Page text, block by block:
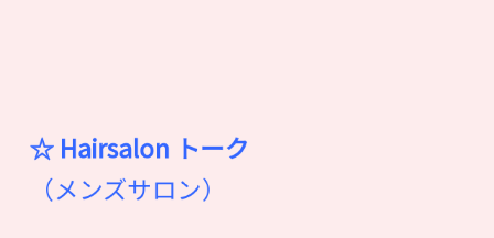
☆ Hairsalon トーク
（メンズサロン）